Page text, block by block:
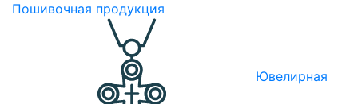
Пошивочная продукция
Ювелирная